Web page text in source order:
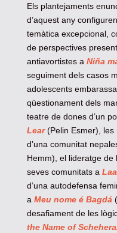
Els plantejaments
d’aquest any
temàtica excepcional,
de perspectives
antiavortistes a Niña
seguiment dels casos
adolescents
qüestionament dels
teatre de dones d’un
Lear(Pelin Esmer), les
d’una comunitat
Hemm), el lideratge
seves comunitats a
d’una autodefensa
a Meu nome é Bagdá
desafiament de les
the Name of